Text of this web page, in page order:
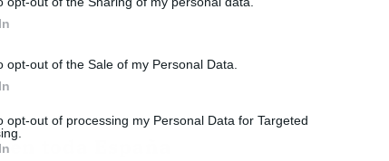
opt-out of the Sale of my Personal Data.
opt-out of processing my Personal Data for Targeted
toda España